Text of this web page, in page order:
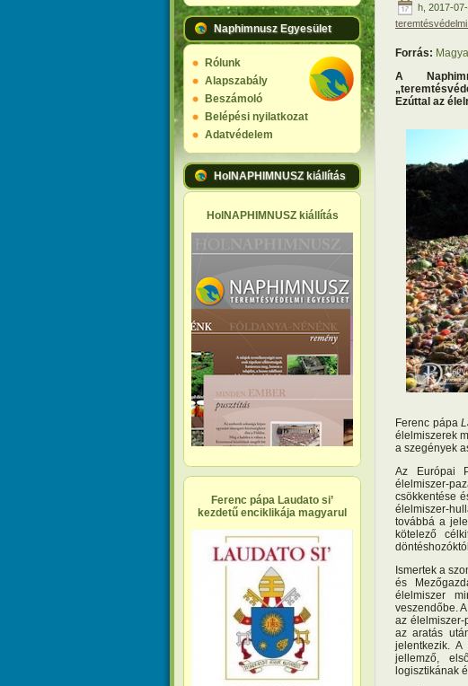
Naphimnusz Egyesület
Rólunk
Alapszabály
Beszámoló
Belépési nyilatkozat
Adatvédelem
HolNAPHIMNUSZ kiállítás
HolNAPHIMNUSZ kiállítás
Ferenc pápa Laudato si’
kezdetű enciklikája magyarul
h, 2017-
Forrás:
A
Ezúttal az
Ferenc pápa
élelmiszerek
a szegények
Az Európai
élelmiszer-
csökkentése
élelmiszer-
továbbá a
kötelező
Ismertek a
és
élelmiszer
veszendőbe.
az élelmiszer-
az aratás
jelentkezik.
jellemző,
logisztikának